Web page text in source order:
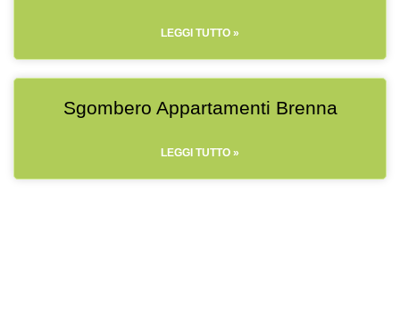
LEGGI TUTTO »
Sgombero Appartamenti Brenna
LEGGI TUTTO »